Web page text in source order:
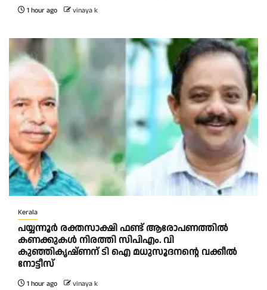
1 hour ago vinaya k
Kerala
പയ്യന്നൂർ രക്തസാക്ഷി ഫണ്ട് ആരോപണത്തിൽ
കണക്കുകൾ നിരത്തി സിപിഎം. വി
കുഞ്ഞികൃഷ്ണന് ടി ഐ മധുസൂദനൻ്റെ വക്കീൽ
നോട്ടീസ്
1 hour ago vinaya k